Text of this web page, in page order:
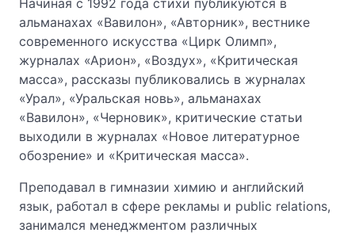
Начиная с 1992 года стихи публикуются в
альманахах «Вавилон», «Авторник», вестнике
современного искусства «Цирк Олимп»,
журналах «Арион», «Воздух», «Критическая
масса», рассказы публиковались в журналах
«Урал», «Уральская новь», альманахах
«Вавилон», «Черновик», критические статьи
выходили в журналах «Новое литературное
обозрение» и «Критическая масса».
Преподавал в гимназии химию и английский
язык, работал в сфере рекламы и public relations,
занимался менеджментом различных